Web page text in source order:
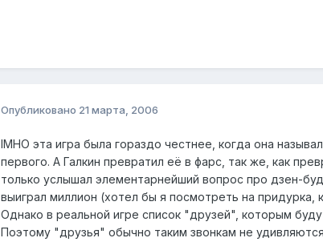
Опубликовано 21 марта, 2006
IMHO эта игра была гораздо честнее, когда она
первого. А Галкин превратил её в фарс, так же, как
только услышал элементарнейший вопрос про дзен-
выиграл миллион (хотел бы я посмотреть на придурка,
Однако в реальной игре список "друзей", которым
Поэтому "друзья" обычно таким звонкам не